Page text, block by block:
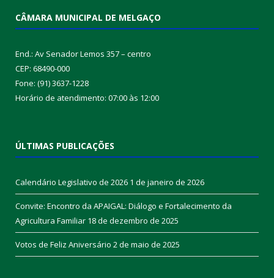
CÂMARA MUNICIPAL DE MELGAÇO
End.: Av Senador Lemos 357 – centro
CEP: 68490-000
Fone: (91) 3637-1228
Horário de atendimento: 07:00 às 12:00
ÚLTIMAS PUBLICAÇÕES
Calendário Legislativo de 2026 1 de janeiro de 2026
Convite: Encontro da APAIGAL: Diálogo e Fortalecimento da
Agricultura Familiar 18 de dezembro de 2025
Votos de Feliz Aniversário 2 de maio de 2025